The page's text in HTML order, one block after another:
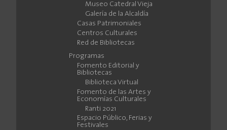
Museo Catedral Vieja
Galería de la Alcaldía
Casas Patrimoniales
Centros Culturales
Red de Bibliotecas
Programas
Fomento Editorial y
Bibliotecas
Biblioteca Virtual
Fomento de las Artes y
Economías Culturales
Ranti 2021
Espacio Público, Ferias y
Festivales